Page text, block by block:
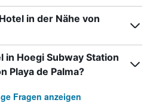
in der Nähe von
in Hoegi Subway Station
Playa de Palma?
Fragen anzeigen